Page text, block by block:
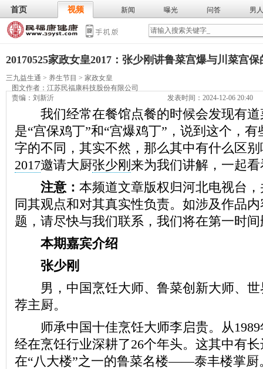
首页 视频 新闻 曝光 问答 男人
武术 气功 膳食 食谱 营养
20170525家政女皇2017：张少刚讲鲁菜宫爆与川菜宫保
三九益生通 > 养生节目 > 家政女皇
图文作者： 江苏民福康科技股份有限公司
责编：刘新沂
发表时间：2024-12-06 20:40
我们经常在餐馆点餐的时候会发现有道
是“宫保鸡丁”和“宫爆鸡丁”，说到这个，
字的不同，其实不然，那么其中有什么区别
2017邀请大厨张少刚 来为我们讲解，一起
注意： 本频道文章版权归河北电视台
同其观点和对其真实性负责。如涉及作品
题，请尽快与我们联系，我们将在第一时
本期嘉宾介绍
张少刚
男，中国烹饪大师、鲁菜创新大师、世
荐主厨。
师承中国十佳烹饪大师李启贵。从1989
经在烹饪行业深耕了26个年头。这其中有
在“八大楼”之一的鲁菜名楼——泰丰楼掌厨